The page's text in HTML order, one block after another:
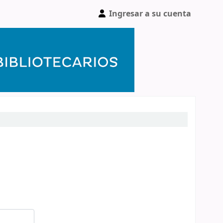
Ingresar a su cuenta